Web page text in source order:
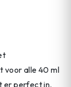
voor alle 40 ml
er perfect in.